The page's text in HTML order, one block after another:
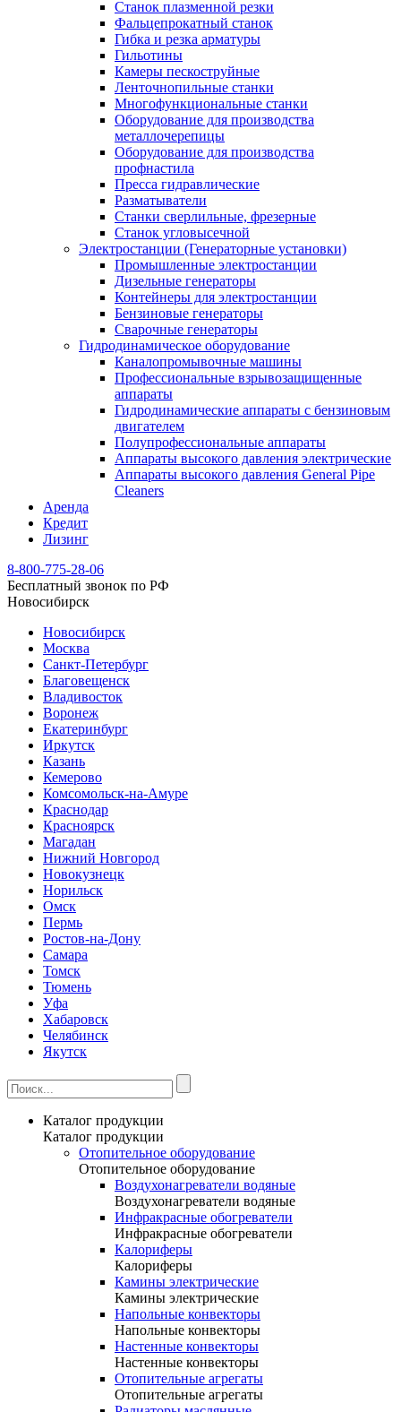
Станок плазменной резки
Фальцепрокатный станок
Гибка и резка арматуры
Гильотины
Камеры пескоструйные
Ленточнопильные станки
Многофункциональные станки
Оборудование для производства
металлочерепицы
Оборудование для производства
профнастила
Пресса гидравлические
Разматыватели
Станки сверлильные, фрезерные
Станок угловысечной
Электростанции (Генераторные установки)
Промышленные электростанции
Дизельные генераторы
Контейнеры для электростанции
Бензиновые генераторы
Сварочные генераторы
Гидродинамическое оборудование
Каналопромывочные машины
Профессиональные взрывозащищенные
аппараты
Гидродинамические аппараты с бензиновым
двигателем
Полупрофессиональные аппараты
Аппараты высокого давления электрические
Аппараты высокого давления General Pipe
Cleaners
Аренда
Кредит
Лизинг
8-800-775-28-06
Бесплатный звонок по РФ
Новосибирск
Новосибирск
Москва
Санкт-Петербург
Благовещенск
Владивосток
Воронеж
Екатеринбург
Иркутск
Казань
Кемерово
Комсомольск-на-Амуре
Краснодар
Красноярск
Магадан
Нижний Новгород
Новокузнецк
Норильск
Омск
Пермь
Ростов-на-Дону
Самара
Томск
Тюмень
Уфа
Хабаровск
Челябинск
Якутск
Каталог продукции
Каталог продукции
Отопительное оборудование
Отопительное оборудование
Воздухонагреватели водяные
Воздухонагреватели водяные
Инфракрасные обогреватели
Инфракрасные обогреватели
Калориферы
Калориферы
Камины электрические
Камины электрические
Напольные конвекторы
Напольные конвекторы
Настенные конвекторы
Настенные конвекторы
Отопительные агрегаты
Отопительные агрегаты